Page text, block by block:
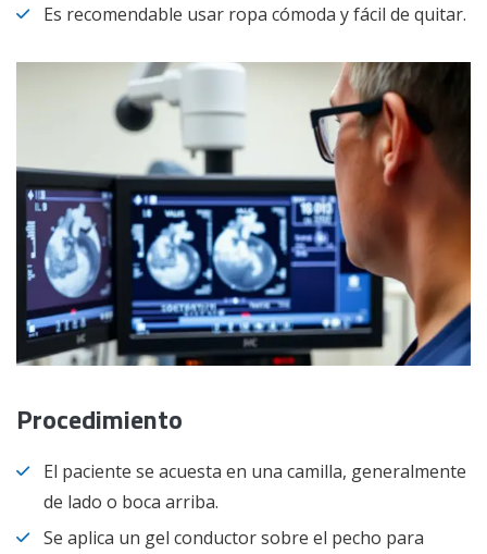
Es recomendable usar ropa cómoda y fácil de quitar.
Procedimiento
El paciente se acuesta en una camilla, generalmente
de lado o boca arriba.
Se aplica un gel conductor sobre el pecho para